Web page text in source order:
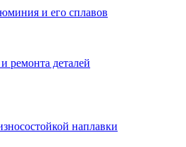
и его сплавов
ремонта деталей
наплавки